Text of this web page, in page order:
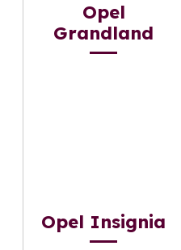
Opel
Grandland
Opel Insignia